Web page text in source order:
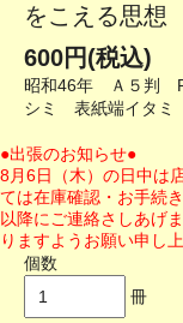
をこえる思
600円(税込)
昭和46年 Ａ５判
シミ 表紙端イタミ
●出張のお知らせ●
8月6日（木）の日中は
ては在庫確認・お手続
以降にご連絡さしあげ
りますようお願い申し
個数
冊